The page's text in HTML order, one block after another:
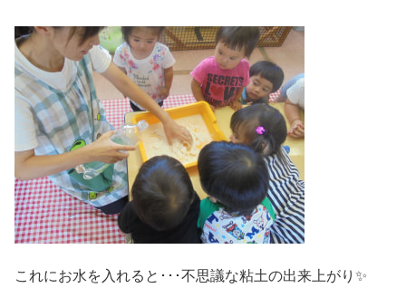
これにお水を入れると･･･不思議な粘土の出来上がり✨